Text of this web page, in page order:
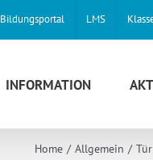
Bildungsportal LMS
INFORMATION
Home Allgemein